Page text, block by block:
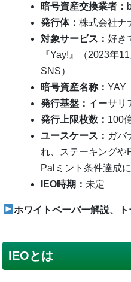
暗号資産交換業者：
発行体：株式会社ナ
対象サービス：好き
『Yay!』（2023年
SNS）
暗号資産名称：YAY
発行基盤： イーサリ
発行上限枚数： 100
ユースケース： ガバ
れ、ステーキング
Palミント条件達成
IEO時期： 未定
ホワイトペーパー解説、ト
IEOとは